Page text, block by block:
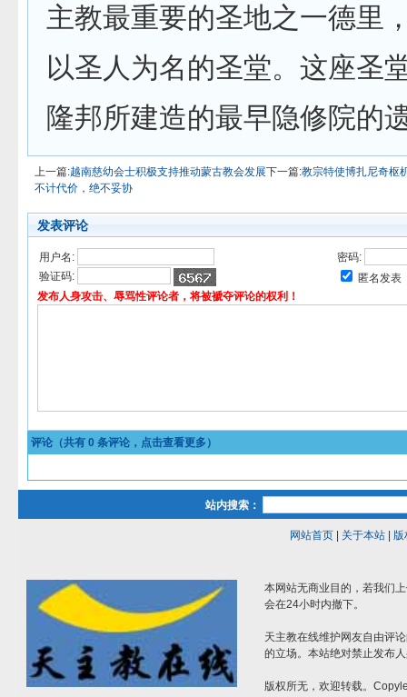
主教最重要的圣地之一德里
以圣人为名的圣堂。这座圣
隆邦所建造的最早隐修院的
上一篇:越南慈幼会士积极支持推动蒙古教会发展下一篇:教宗特使博扎尼奇枢
不计代价，绝不妥协
发表评论
用户名:
密码:
验证码:
匿名发表
发布人身攻击、辱骂性评论者，将被褫夺评论的权利！
评论（共有 0 条评论，点击查看更多）
站内搜索：
网站首页| 关于本站| 版
本网站无商业目的，若我们
会在24小时内撤下。
天主教在线维护网友自由评
的立场。本站绝对禁止发布
版权所无，欢迎转载。